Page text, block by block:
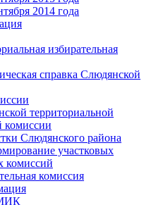
2014 года
избирательная
справка Слюдянской
территориальной
комиссии
Слюдянского района
участковых
комиссий
комиссия